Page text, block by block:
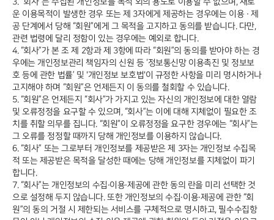
운 이용목적이 발생한 경우 또는 제 3자에게 제공하는 경우에는 이용 ∙ 제
공 단계에서 당해 “회원”에게 그 목적을 고지하고 동의를 받습니다. 다만,
관련 법령에 달리 정함이 있는 경우에는 예외로 합니다.
4. “회사”가 본 조 제 2항과 제 3항에 따라 “회원”의 동의를 받아야 하는 경
우에는 개인정보관리 책임자의 신원 등 ‘정보통신망 이용촉진 및 정보보
호 등에 관한 법률’ 및 '개인정보 보호법'이 규정한 사항을 미리 명시하거나
고지해야 하며 “회원”은 언제든지 이 동의를 철회할 수 있습니다.
5. “회원”은 언제든지 “회사”가 가지고 있는 자신의 개인정보에 대한 열람
및 오류정정을 요구할 수 있으며, “회사”는 이에 대해 지체없이 필요한 조
치를 취할 의무를 집니다. “회원”이 오류정정을 요구한 경우에는 “회사”는
그 오류를 정정할 때까지 당해 개인정보를 이용하지 않습니다.
6. “회사” 또는 그로부터 개인정보를 제공받은 제 3자는 개인정보 수집목
적 또는 제공받은 목적을 달성한 때에는 당해 개인정보를 지체없이 파기
합니다.
7. “회사”는 개인정보의 수집∙이용∙제공에 관한 동의 란을 미리 선택한 것
으로 설정해 두지 않습니다. 또한 개인정보의 수집∙이용∙제공에 관한 “회
원”의 동의 거절 시 제한되는 서비스를 구체적으로 명시하고, 필수수집항